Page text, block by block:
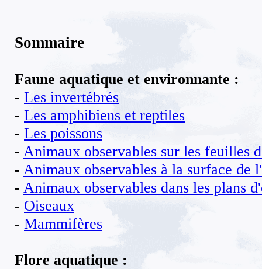
Sommaire
Faune aquatique et environnante :
- Les invertébrés
- Les amphibiens et reptiles
- Les poissons
- Animaux observables sur les feuilles
- Animaux observables à la surface de
- Animaux observables dans les plans
- Oiseaux
- Mammifères
Flore aquatique :